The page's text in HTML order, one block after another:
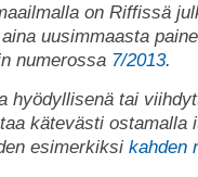
on Riffissä
uusimmaasta
numerossa 7/2013.
hyödyllisenä tai
kätevästi ostamalla
esimerkiksi kahden